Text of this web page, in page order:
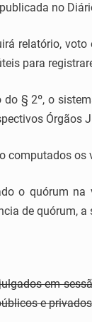
no
relatório,
para
do § 2º, o
Órgãos
computados
o quórum na
de quórum,
em
e